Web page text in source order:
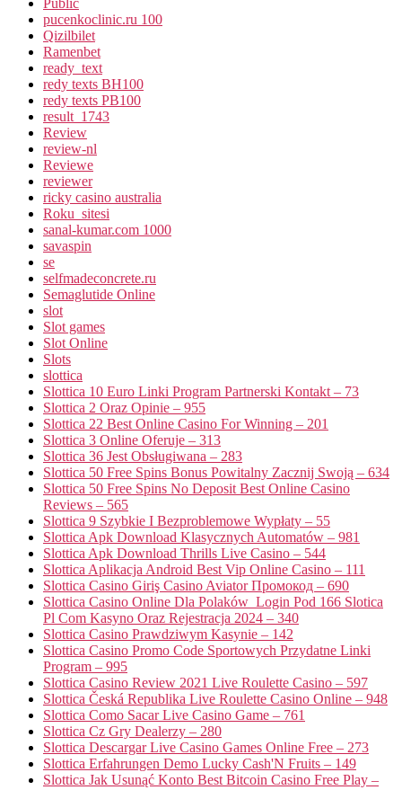
Public
pucenkoclinic.ru 100
Qizilbilet
Ramenbet
ready_text
redy texts BH100
redy texts PB100
result_1743
Review
review-nl
Reviewe
reviewer
ricky casino australia
Roku_sitesi
sanal-kumar.com 1000
savaspin
se
selfmadeconcrete.ru
Semaglutide Online
slot
Slot games
Slot Online
Slots
slottica
Slottica 10 Euro Linki Program Partnerski Kontakt – 73
Slottica 2 Oraz Opinie – 955
Slottica 22 Best Online Casino For Winning – 201
Slottica 3 Online Oferuje – 313
Slottica 36 Jest Obsługiwana – 283
Slottica 50 Free Spins Bonus Powitalny Zacznij Swoją – 634
Slottica 50 Free Spins No Deposit Best Online Casino
Reviews – 565
Slottica 9 Szybkie I Bezproblemowe Wypłaty – 55
Slottica Apk Download Klasycznych Automatów – 981
Slottica Apk Download Thrills Live Casino – 544
Slottica Aplikacja Android Best Vip Online Casino – 111
Slottica Casino Giriş Casino Aviator Промокод – 690
Slottica Casino Online Dla Polaków ️ Login Pod 166 Slotica
Pl Com Kasyno Oraz Rejestracja 2024 – 340
Slottica Casino Prawdziwym Kasynie – 142
Slottica Casino Promo Code Sportowych Przydatne Linki
Program – 995
Slottica Casino Review 2021 Live Roulette Casino – 597
Slottica Česká Republika Live Roulette Casino Online – 948
Slottica Como Sacar Live Casino Game – 761
Slottica Cz Gry Dealerzy – 280
Slottica Descargar Live Casino Games Online Free – 273
Slottica Erfahrungen Demo Lucky Cash'N Fruits – 149
Slottica Jak Usunąć Konto Best Bitcoin Casino Free Play –